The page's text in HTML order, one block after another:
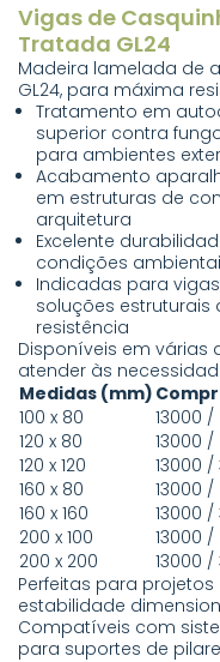
Vigas de
Tratada GL24
Madeira lamelada de
GL24, para máxima
Tratamento em
superior contra
para ambientes
Acabamento
em estruturas de
arquitetura
Excelente
condições
Indicadas para
soluções estruturais
resistência
Disponíveis em
atender às
Medidas (mm)
100 x 80
13000
120 x 80
13000
120 x 120
13000
160 x 80
13000
160 x 160
13000
200 x 100
13000
200 x 200
13000
Perfeitas para
estabilidade
Compatíveis com
para suportes de